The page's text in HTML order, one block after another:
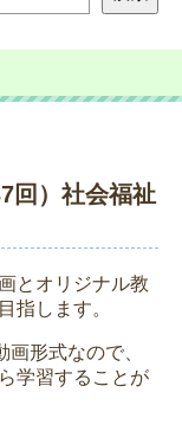
回）社会福祉
とオリジナル教
指します。
形式なので、
学習することが